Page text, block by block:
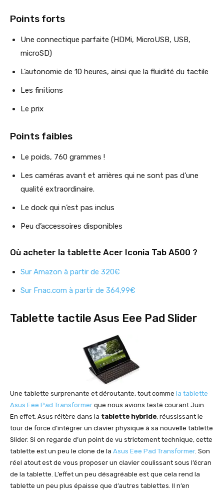
Points forts
Une connectique parfaite (HDMi, MicroUSB, USB,
microSD)
L’autonomie de 10 heures, ainsi que la fluidité du tactile
Les finitions
Le prix
Points faibles
Le poids, 760 grammes !
Les caméras avant et arrières qui ne sont pas d’une
qualité extraordinaire.
Le dock qui n’est pas inclus
Peu d’accessoires disponibles
Où acheter la tablette Acer Iconia Tab A500 ?
Sur Amazon à partir de 320€
Sur Fnac.com à partir de 364,99€
Tablette tactile Asus Eee Pad Slider
Une tablette surprenante et déroutante, tout comme la tablette
Asus Eee Pad Transformer que nous avions testé courant Juin.
En effet, Asus réitère dans la tablette hybride, réussissant le
tour de force d’intégrer un clavier physique à sa nouvelle tablette
Slider. Si on regarde d’un point de vu strictement technique, cette
tablette est un peu le clone de la Asus Eee Pad Transformer. Son
réel atout est de vous proposer un clavier coulissant sous l’écran
de la tablette. L’effet un peu désagréable est que cela rend la
tablette un peu plus épaisse que d’autres tablettes. Il n’en